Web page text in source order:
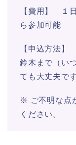
【費用】 １
ら参加可能
【申込方法
鈴木まで（い
ても大丈夫です
※ ご不明な点
ください。